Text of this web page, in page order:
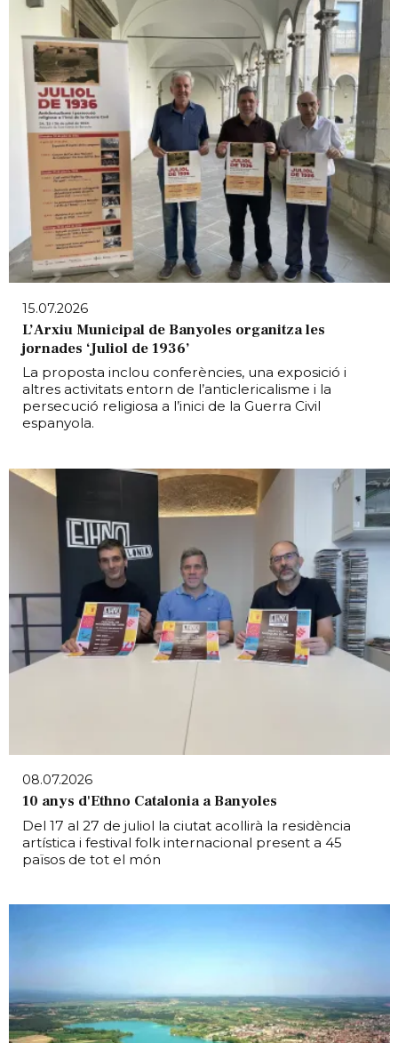
15.07.2026
L’Arxiu Municipal de Banyoles organitza les
jornades ‘Juliol de 1936’
La proposta inclou conferències, una exposició i
altres activitats entorn de l’anticlericalisme i la
persecució religiosa a l’inici de la Guerra Civil
espanyola.
08.07.2026
10 anys d'Ethno Catalonia a Banyoles
Del 17 al 27 de juliol la ciutat acollirà la residència
artística i festival folk internacional present a 45
països de tot el món